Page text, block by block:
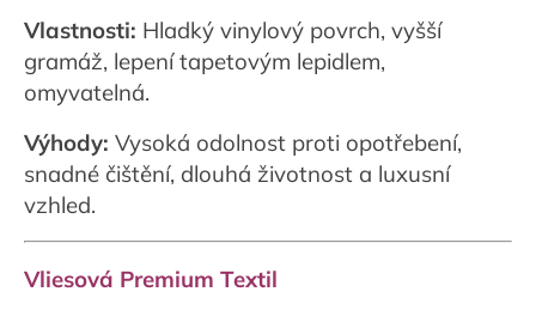
Vlastnosti: Hladký vinylový povrch, vyšší
gramáž, lepení tapetovým lepidlem,
omyvatelná.
Výhody: Vysoká odolnost proti opotřebení,
snadné čištění, dlouhá životnost a luxusní
vzhled.
Vliesová Premium Textil